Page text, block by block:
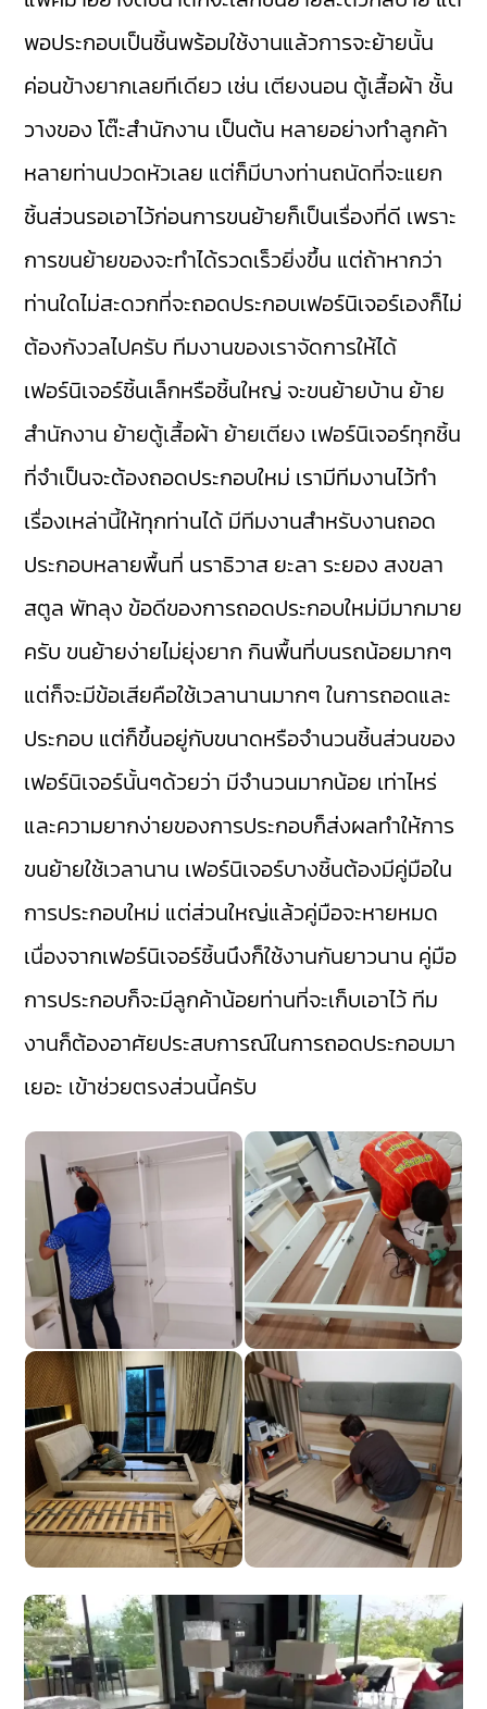
พอประกอบเป็นชิ้นพร้อมใช้งานแล้วการจะย้ายนั้น
ค่อนข้างยากเลยทีเดียว เช่น เตียงนอน ตู้เสื้อผ้า ชั้น
วางของ โต๊ะสำนักงาน เป็นต้น หลายอย่างทำลูกค้า
หลายท่านปวดหัวเลย แต่ก็มีบางท่านถนัดที่จะแยก
ชิ้นส่วนรอเอาไว้ก่อนการขนย้ายก็เป็นเรื่องที่ดี เพราะ
การขนย้ายของจะทำได้รวดเร็วยิ่งขึ้น แต่ถ้าหากว่า
ท่านใดไม่สะดวกที่จะถอดประกอบเฟอร์นิเจอร์เองก็ไม่
ต้องกังวลไปครับ ทีมงานของเราจัดการให้ได้
เฟอร์นิเจอร์ชิ้นเล็กหรือชิ้นใหญ่ จะขนย้ายบ้าน ย้าย
สำนักงาน ย้ายตู้เสื้อผ้า ย้ายเตียง เฟอร์นิเจอร์ทุกชิ้น
ที่จำเป็นจะต้องถอดประกอบใหม่ เรามีทีมงานไว้ทำ
เรื่องเหล่านี้ให้ทุกท่านได้ มีทีมงานสำหรับงานถอด
ประกอบหลายพื้นที่ นราธิวาส ยะลา ระยอง สงขลา
สตูล พัทลุง ข้อดีของการถอดประกอบใหม่มีมากมาย
ครับ ขนย้ายง่ายไม่ยุ่งยาก กินพื้นที่บนรถน้อยมากๆ
แต่ก็จะมีข้อเสียคือใช้เวลานานมากๆ ในการถอดและ
ประกอบ แต่ก็ขึ้นอยู่กับขนาดหรือจำนวนชิ้นส่วนของ
เฟอร์นิเจอร์นั้นๆด้วยว่า มีจำนวนมากน้อย เท่าไหร่
และความยากง่ายของการประกอบก็ส่งผลทำให้การ
ขนย้ายใช้เวลานาน เฟอร์นิเจอร์บางชิ้นต้องมีคู่มือใน
การประกอบใหม่ แต่ส่วนใหญ่แล้วคู่มือจะหายหมด
เนื่องจากเฟอร์นิเจอร์ชิ้นนึงก็ใช้งานกันยาวนาน คู่มือ
การประกอบก็จะมีลูกค้าน้อยท่านที่จะเก็บเอาไว้ ทีม
งานก็ต้องอาศัยประสบการณ์ในการถอดประกอบมา
เยอะ เข้าช่วยตรงส่วนนี้ครับ